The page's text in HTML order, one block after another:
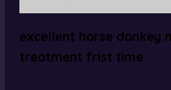
excellent horse donkey
treatment frist time